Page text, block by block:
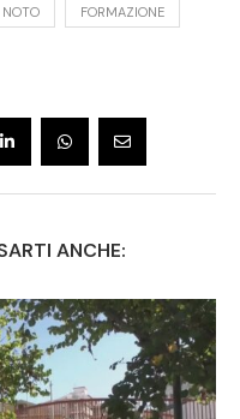
NOTO FORMAZIONE
ANCHE: